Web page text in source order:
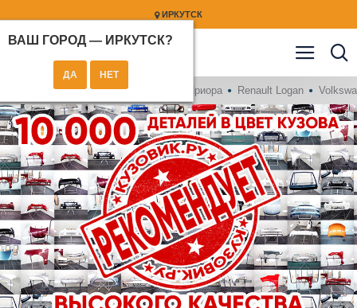
ИРКУТСК
ВАШ ГОРОД — ИРКУТСК?
Kia Rio Hyundai Solaris Лада Приора Renault Logan